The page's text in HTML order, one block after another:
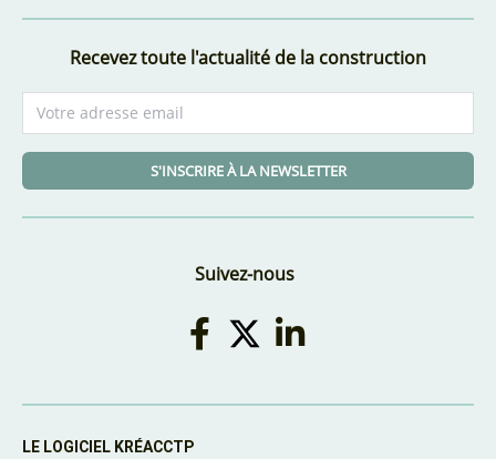
Recevez toute l'actualité de la construction
S'INSCRIRE À LA NEWSLETTER
Suivez-nous
LE LOGICIEL KRÉACCTP